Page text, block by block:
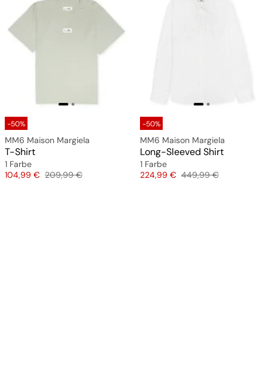
-50%
MM6 Maison Margiela
T-Shirt
1 Farbe
Preis
104,99 € Originalpreis
209,99 €
-50%
MM6 Maison Margiela
Long-Sleeved Shirt
1 Farbe
Preis
224,99 € Originalpreis
449,99 €